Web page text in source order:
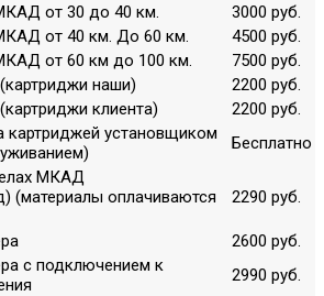
от 30 до 40 км.
3000 руб.
от 40 км. До 60 км.
4500 руб.
от 60 км до 100 км.
7500 руб.
наши)
2200 руб.
клиента)
2200 руб.
картриджей установщиком
Бесплатно
МКАД
(материалы оплачиваются
2290 руб.
2600 руб.
с подключением к
2990 руб.